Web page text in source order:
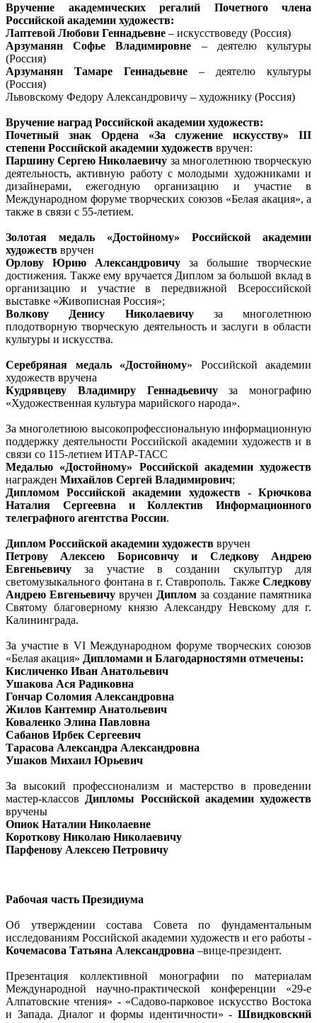
Вручение академических регалий Почетного члена
Российской академии художеств:
Лаптевой Любови Геннадьевне – искусствоведу (Россия)
Арзуманян Софье Владимировне – деятелю культуры
(Россия)
Арзуманян Тамаре Геннадьевне – деятелю культуры
(Россия)
Львовскому Федору Александровичу – художнику (Россия)
Вручение наград Российской академии художеств:
Почетный знак Ордена «За служение искусству» III
степени Российской академии художеств вручен:
Паршину Сергею Николаевичу за многолетнюю творческую
деятельность, активную работу с молодыми художниками и
дизайнерами, ежегодную организацию и участие в
Международном форуме творческих союзов «Белая акация», а
также в связи с 55-летием.
Золотая медаль «Достойному» Российской академии
художеств вручен
Орлову Юрию Александровичу за большие творческие
достижения. Также ему вручается Диплом за большой вклад в
организацию и участие в передвижной Всероссийской
выставке «Живописная Россия»;
Волкову Денису Николаевичуза многолетнюю
плодотворную творческую деятельность и заслуги в области
культуры и искусства.
Серебряная медаль «Достойному» Российской академии
художеств вручена
Кудрявцеву Владимиру Геннадьевичуза монографию
«Художественная культура марийского народа».
За многолетнюю высокопрофессиональную информационную
поддержку деятельности Российской академии художеств и в
связи со 115-летием ИТАР-ТАСС
Медалью «Достойному» Российской академии художеств
награжден Михайлов Сергей Владимирович;
Дипломом Российской академии художеств - Крючкова
Наталия Сергеевна и Коллектив Информационного
телеграфного агентства России.
Диплом Российской академии художеств вручен
Петрову Алексею Борисовичу и Следкову Андрею
Евгеньевичу за участие в создании скульптур для
светомузыкального фонтана в г. Ставрополь. Также Следкову
Андрею Евгеньевичу вручен Диплом за создание памятника
Святому благоверному князю Александру Невскому для г.
Калининграда.
За участие в VI Международном форуме творческих союзов
«Белая акация» Дипломами и Благодарностями отмечены:
Кисличенко Иван Анатольевич
Ушакова Ася Радиковна
Гончар Соломия Александровна
Жилов Кантемир Анатольевич
Коваленко Элина Павловна
Сабанов Ирбек Сергеевич
Тарасова Александра Александровна
Ушаков Михаил Юрьевич
За высокий профессионализм и мастерство в проведении
мастер-классов
Дипломы Российской академии художеств
вручены
Опиок Наталии Николаевне
Короткову Николаю Николаевичу
Парфенову Алексею Петровичу
Рабочая часть Президиума
Об утверждении состава Совета по фундаментальным
исследованиям Российской академии художеств и его работы -
Кочемасова Татьяна Александровна –вице-президент.
Презентация коллективной монографии по материалам
Международной научно-практической конференции «29-е
Алпатовские чтения» - «Садово-парковое искусство Востока
и Запада. Диалог и формы идентичности» - Швидковский